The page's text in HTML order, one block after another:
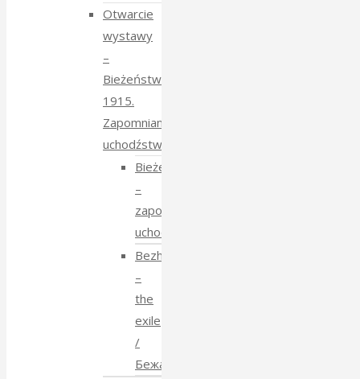
Otwarcie
wystawy
–
Bieżeństwo
1915.
Zapomniane
uchodźstwo
Bieżeństwo
–
zapomniane
uchodźstwo
Bezhenstvo
–
the
exile
/
Бежанства